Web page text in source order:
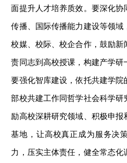
面提升人才培养质效。要深化
传播、国际传播能力建设等领域
校媒、校际、校企合作，鼓励
责同志到高校授课，构建产学研
要强化智库建设，依托共建学
部校共建工作同哲学社会科学
励高校深耕研究领域、积极申
基地，让高校真正成为服务决
力，压实主体责任，健全常态